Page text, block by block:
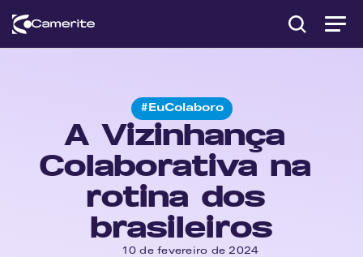
#EuColaboro
A Vizinhança
Colaborativa na
rotina dos
brasileiros
10 de fevereiro de 2024